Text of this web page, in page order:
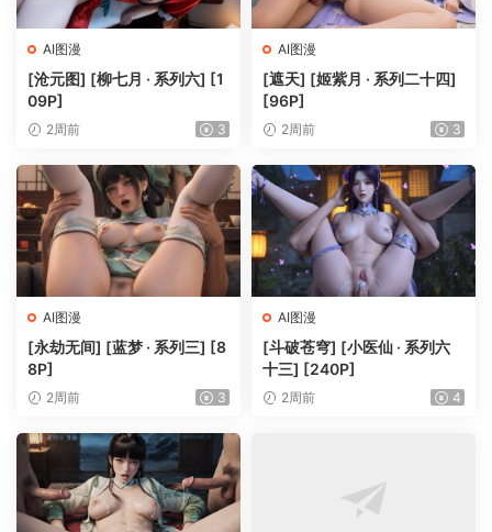
AI图漫
[沧元图] [柳七月 · 系列六] [1
09P]
2周前 3
AI图漫
[遮天] [姬紫月 · 系列二十四]
[96P]
2周前 3
AI图漫
[永劫无间] [蓝梦 · 系列三] [8
8P]
2周前 3
AI图漫
[斗破苍穹] [小医仙 · 系列六
十三] [240P]
2周前 4